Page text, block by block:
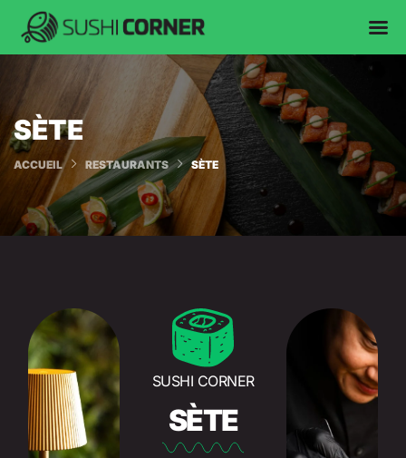
SÈTE
ACCUEIL RESTAURANTS SÈTE
SUSHI CORNER
SÈTE